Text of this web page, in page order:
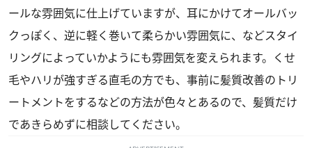
ールな雰囲気に仕上げていますが、耳にかけてオールバッ
クっぽく、逆に軽く巻いて柔らかい雰囲気に、などスタイ
リングによっていかようにも雰囲気を変えられます。くせ
毛やハリが強すぎる直毛の方でも、事前に髪質改善のトリ
ートメントをするなどの方法が色々とあるので、髪質だけ
であきらめずに相談してください。